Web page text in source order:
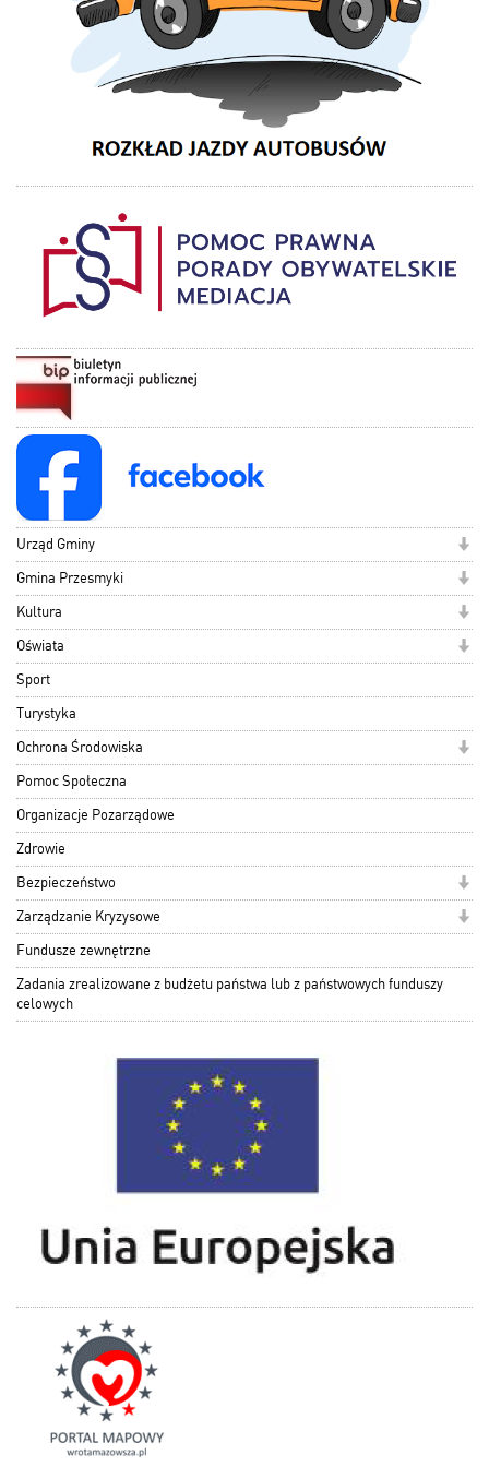
Urząd Gminy
Gmina Przesmyki
Kultura
Oświata
Sport
Turystyka
Ochrona Środowiska
Pomoc Społeczna
Organizacje Pozarządowe
Zdrowie
Bezpieczeństwo
Zarządzanie Kryzysowe
Fundusze zewnętrzne
Zadania zrealizowane z budżetu państwa lub z państwowych funduszy
celowych